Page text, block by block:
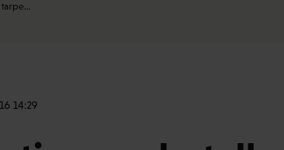
tarpe…
14:29